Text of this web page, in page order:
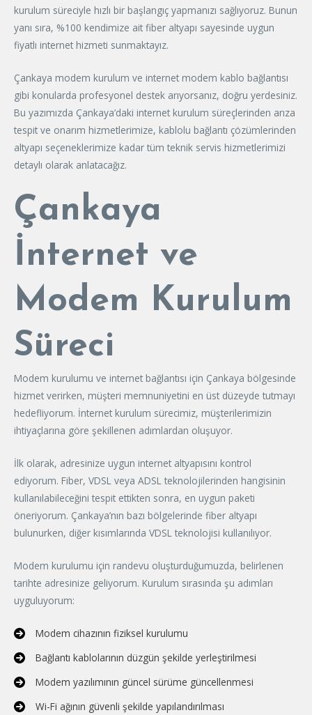
kurulum süreciyle hızlı bir başlangıç yapmanızı sağlıyoruz. Bunun
yanı sıra, %100 kendimize ait fiber altyapı sayesinde uygun
fiyatlı internet hizmeti sunmaktayız.
Çankaya modem kurulum ve internet modem kablo bağlantısı
gibi konularda profesyonel destek arıyorsanız, doğru yerdesiniz.
Bu yazımızda Çankaya’daki internet kurulum süreçlerinden arıza
tespit ve onarım hizmetlerimize, kablolu bağlantı çözümlerinden
altyapı seçeneklerimize kadar tüm teknik servis hizmetlerimizi
detaylı olarak anlatacağız.
Çankaya
İnternet ve
Modem Kurulum
Süreci
Modem kurulumu ve internet bağlantısı için Çankaya bölgesinde
hizmet verirken, müşteri memnuniyetini en üst düzeyde tutmayı
hedefliyorum. İnternet kurulum sürecimiz, müşterilerimizin
ihtiyaçlarına göre şekillenen adımlardan oluşuyor.
İlk olarak, adresinize uygun internet altyapısını kontrol
ediyorum. Fiber, VDSL veya ADSL teknolojilerinden hangisinin
kullanılabileceğini tespit ettikten sonra, en uygun paketi
öneriyorum. Çankaya’nın bazı bölgelerinde fiber altyapı
bulunurken, diğer kısımlarında VDSL teknolojisi kullanılıyor.
Modem kurulumu için randevu oluşturduğumuzda, belirlenen
tarihte adresinize geliyorum. Kurulum sırasında şu adımları
uyguluyorum:
Modem cihazının fiziksel kurulumu
Bağlantı kablolarının düzgün şekilde yerleştirilmesi
Modem yazılımının güncel sürüme güncellenmesi
Wi-Fi ağının güvenli şekilde yapılandırılması